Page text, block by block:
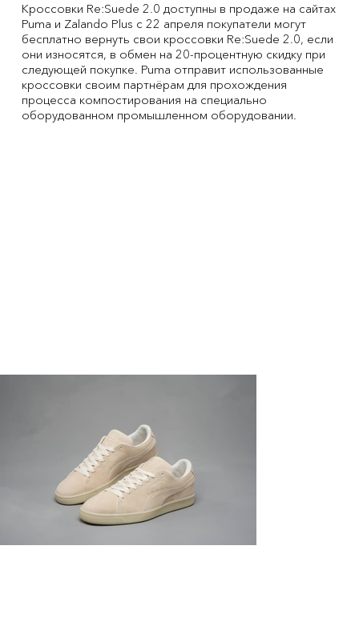
Кроссовки Re:Suede 2.0 доступны в продаже на сайтах
Puma и Zalando Plus с 22 апреля покупатели могут
бесплатно вернуть свои кроссовки Re:Suede 2.0, если
они износятся, в обмен на 20-процентную скидку при
следующей покупке. Puma отправит использованные
кроссовки своим партнёрам для прохождения
процесса компостирования на специально
оборудованном промышленном оборудовании.